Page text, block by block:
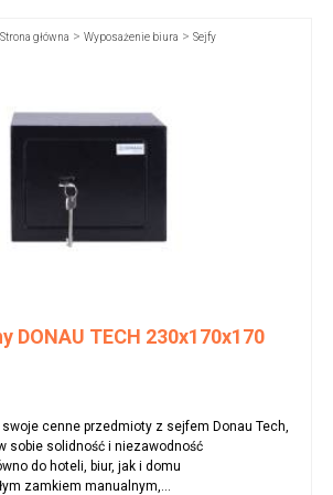
Strona główna > Wyposażenie biura > Sejfy
DONAU TECH 230x170x170
cenne przedmioty z sejfem Donau Tech,
sobie solidność i niezawodność
do hoteli, biur, jak i domu
zamkiem manualnym,...